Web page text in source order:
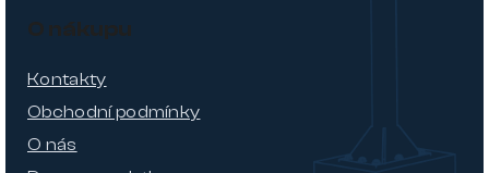
O nákupu
Kontakty
Obchodní podmínky
O nás